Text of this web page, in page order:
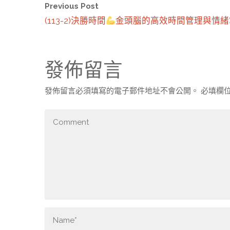
Previous Post
(113-2)決勝時間 金頭腦的高效時間管理與情
發佈留言
發佈留言必須填寫的電子郵件地址不會公開。 必填欄